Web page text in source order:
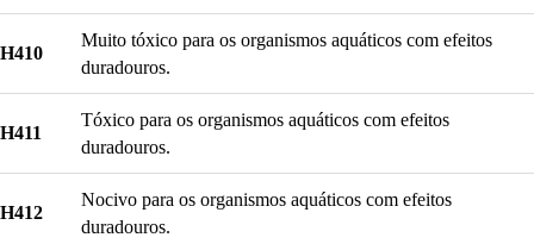
H410
Muito tóxico para os organismos aquáticos com efeitos
duradouros.
H411
Tóxico para os organismos aquáticos com efeitos
duradouros.
H412
Nocivo para os organismos aquáticos com efeitos
duradouros.